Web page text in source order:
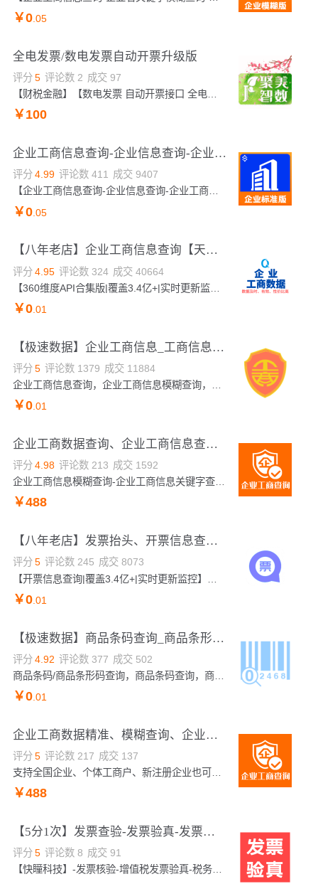
￥0.05
全电发票/数电发票自动开票升级版
评分 5 评论数 2 成交 97
【财税金融】【数电发票 自动开票接口 全电发票】数电销项发票开具，满足企业自动开票需求，通过调用API接口实现自动化开票，省去手工录入开票工作，支持数电普票、数电专票发票开具。（温馨提示：测试请联系客服开通，本接口为包年计费模式，不支持按次计费。—— 我们只做精品！
￥ 100
企业工商信息查询-企业信息查询-企业工商信息查询-企业信息查询-企业公司税号查询-企业工商信息查询-企业...
评分 4.99 评论数 411 成交 9407
【企业工商信息查询-企业信息查询-企业工商信息查询-企业信息查询-企业工商查询-企业工商信息查询-企业工商查询】★输入公司名全称/注册号/社会统一信用代码中的任意一种，即可查询企业工商相关信息。企业信息返回包括法人、注册资本、信用代码、登记机关、经营状态、电话号码等。覆盖信息全，实时更新，精准查询。如需事业单位/社会组织等特殊企业信息，可搭配特殊企业接口。
￥0.05
【八年老店】企业工商信息查询【天眼+启信】|查老板|查投融资|查专利商标|查年报|查风险失信|查法院公告|...
评分 4.95 评论数 324 成交 40664
【360维度API合集版|覆盖3.4亿+|实时更新监控】企业工商信息查询|企业工商信息精准查询|企业工商信息模糊查询|企业工商信息详情|企业工商信息关键字查询|企业工商信息模糊查询|企业工商信息详情|企业工商信息关键字查询|企业工商信息模糊查询|企业工商信息查询|企业工商信息关键字查询|企业工商信息模糊查询|企业工商信息查询|企业工商信息关键字查询|企业工商信息模糊查询|企业工商信息查询|企业工商信息关键字查询|企业工商信息模糊查询|企业信息查询|企业信息查询|企业信息查询|企业信息查询|企业信息查询|企业信息查询|企业信息查询|...
￥0.01
【极速数据】企业工商信息_工商信息查询_企业工商查询_企业工商_工商信息识别_企业工商信息模糊查询接口_...
评分 5 评论数 1379 成交 11884
￥0.01
企业工商数据查询、企业工商信息查询、企业工商信息查询验证-企业工商模糊查询-企业信息检索-企业信息查询...
评分 4.98 评论数 213 成交 1592
企业工商信息模糊查询-企业工商信息关键字查询-企业工商信息查询-企业工商信息查询-企业工商信息模糊查询-企业工商信息关键字查询-企业工商信息查询-企业工商信息关键字查询-企业工商信息模糊查询-企业工商信息查询-企业工商信息模糊查询-企业工商信息关键字查询-企业工商信息精准查询-企业关键词搜索-企业工商信息查询-企业工商信息关键字查询-企业工商信息模糊查询
￥488
【八年老店】发票抬头、开票信息查询-增值税普通发票-增值税专用发票-发票税号-发票开户行名称-发票开户行...
评分 5 评论数 245 成交 8073
￥0.01
【极速数据】商品条码查询_商品条形码信息_国内商品条码信息查询_条码查询识别接口_商品条码查询_商品条形...
评分 4.92 评论数 377 成交 502
商品条码/商品条形码查询，商品条码查询，商品条形码信息，国内商品条码信息查询，支持69开始的EAN8/EAN13的商品条码在线查询，返回产品名称、生产企业、规格参数等。
￥0.01
企业工商数据精准、模糊查询、企业关键词搜索，企业信息查询、企业验证、支持新注册企业【可包年包月】
评分 5 评论数 217 成交 137
￥488
【5分1次】发票查验-发票验真-发票核验真伪-增值税发票查验-税务发票查验-发票校验-发票验证查询-各类发票...
评分 5 评论数 8 成交 91
【快瞳科技】-发票核验-增值税发票验真-税务发票验真-发票验真-【免费测试，联系客服领取】发票校验-发票验证查询-增值税发票核验-各类发票查验-发票真伪查询。输入发票信息，验证真假。实时校验结果，可支持高并发，全电票、数电票、纸质票查验，全国范围增值税专用发票、增值税普通发票、增值税电子普通发票、增值税普通发票(卷票)、机动车销售统一发票、二手车销售统一发票的信息等核验【赠送免费OCR产品，联系客服领取】